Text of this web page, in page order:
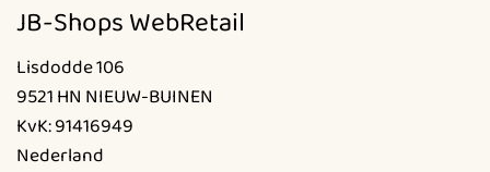
JB-Shops WebRetail
Lisdodde 106
9521 HN NIEUW-BUINEN
KvK: 91416949
Nederland